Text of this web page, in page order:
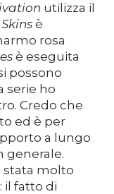
utilizza il
è
rosa
è eseguita
possono
serie ho
Credo che
ed è per
a lungo
generale.
stata molto
il fatto di